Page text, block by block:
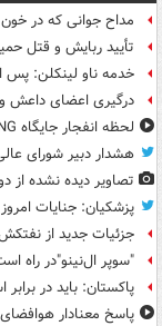
مداح جوانی که در
تأیید ربایش و قتل
خدمه ناو لینکلن: پس از ۸ ماه حضور در دریا خسته و درمانده‌
درگیری اعضای داعش
لحظه انفجار جایگاه CNG "صحنه" در دوربین مداربسته
هشدار دبیر شورای
تصاویر دیده‌ نشده از
پزشکیان: جنایات
جزئیات جدید از
"سوپر ال‌نینو"در راه
پاکستان: باید در
پاسخ معنادار